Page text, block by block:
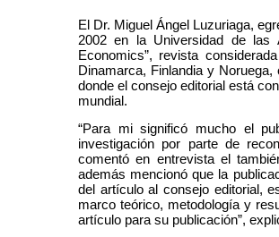
El Dr. Miguel Ángel Luzuriaga,
2002 en la Universidad de las
Economics”, revista
Dinamarca, Finlandia y
donde el consejo editorial está
mundial.
“Para mi significó mucho el
investigación por parte de
comentó en entrevista el
además mencionó que la
del artículo al consejo editorial,
marco teórico, metodología y
artículo para su publicación”,